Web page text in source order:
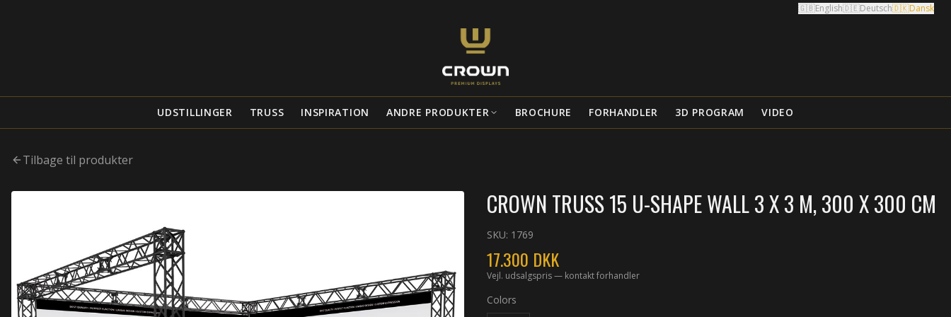
🇬🇧English🇩🇪Deutsch🇩🇰Dansk
UDSTILLINGER TRUSS INSPIRATION ANDRE PRODUKTER BROCHURE FORHANDLER 3D PROGRAM VIDEO
Tilbage til produkter
CROWN TRUSS 15 U-SHAPE WALL 3 X 3 M, 300 X 300 CM
SKU: 1769
17.300 DKK
Vejl. udsalgspris — kontakt forhandler
Colors